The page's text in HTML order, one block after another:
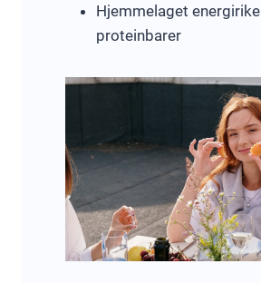
Hjemmelaget energirike
proteinbarer